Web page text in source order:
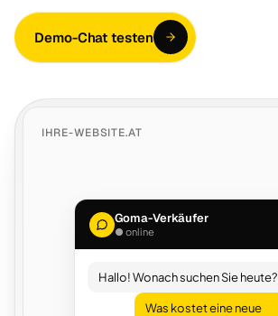
Demo-Chat testen
IHRE-WEBSITE.AT
Goma-Verkäufer
● online
Hallo! Wonach suchen Sie heute?
Was kostet eine neue